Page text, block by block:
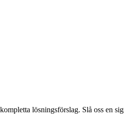
lösningsförslag. Slå oss en